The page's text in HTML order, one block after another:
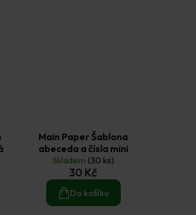
Main Paper Šablona
abeceda a čísla mini
Skladem (30 ks)
30 Kč
Do košíku